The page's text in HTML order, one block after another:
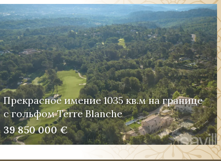
Прекрасное имение 1035 кв.м на границе
с гольфом Terre Blanche
39 850 000 €